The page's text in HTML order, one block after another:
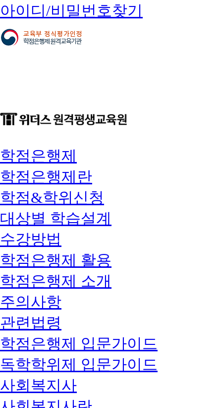
아이디/비밀번호찾기
학점은행제
학점은행제란
학점&학위신청
대상별 학습설계
수강방법
학점은행제 활용
학점은행제 소개
주의사항
관련법령
학점은행제 입문가이드
독학학위제 입문가이드
사회복지사